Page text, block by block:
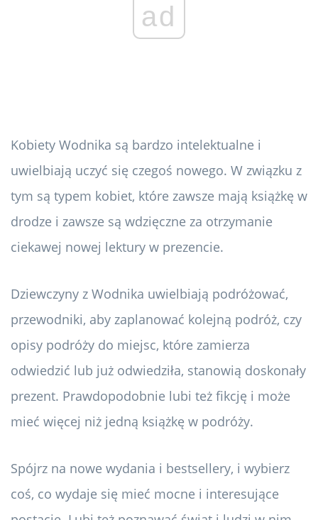
ad
Kobiety Wodnika są bardzo intelektualne i
uwielbiają uczyć się czegoś nowego. W związku z
tym są typem kobiet, które zawsze mają książkę w
drodze i zawsze są wdzięczne za otrzymanie
ciekawej nowej lektury w prezencie.
Dziewczyny z Wodnika uwielbiają podróżować,
przewodniki, aby zaplanować kolejną podróż, czy
opisy podróży do miejsc, które zamierza
odwiedzić lub już odwiedziła, stanowią doskonały
prezent. Prawdopodobnie lubi też fikcję i może
mieć więcej niż jedną książkę w podróży.
Spójrz na nowe wydania i bestsellery, i wybierz
coś, co wydaje się mieć mocne i interesujące